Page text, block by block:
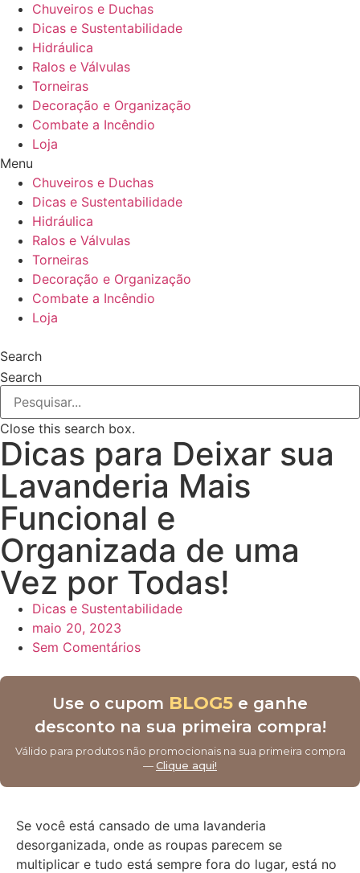
Chuveiros e Duchas
Dicas e Sustentabilidade
Hidráulica
Ralos e Válvulas
Torneiras
Decoração e Organização
Combate a Incêndio
Loja
Menu
Chuveiros e Duchas
Dicas e Sustentabilidade
Hidráulica
Ralos e Válvulas
Torneiras
Decoração e Organização
Combate a Incêndio
Loja
Search
Search
Close this search box.
Dicas para Deixar sua
Lavanderia Mais
Funcional e
Organizada de uma
Vez por Todas!
Dicas e Sustentabilidade
maio 20, 2023
Sem Comentários
Use o cupom BLOG5 e ganhe
desconto na sua primeira compra!
Válido para produtos não promocionais na sua primeira compra
—Clique aqui!
Se você está cansado de uma lavanderia
desorganizada, onde as roupas parecem se
multiplicar e tudo está sempre fora do lugar, está no